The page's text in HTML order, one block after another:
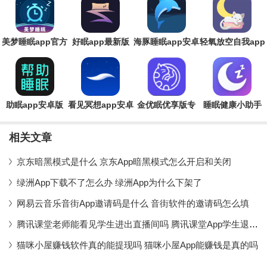
是几次呢？自己有没有打鼾的习惯，等等这些我们自己是无法知
道，那么有没有什么可以帮助我们了解这些呢，今天小编为大家带
来的是记录睡眠状态的app，可以
美梦睡眠app官方 好眠app最新版 海豚睡眠app安卓轻氧放空自我app
助眠app安卓版 看见冥想app安卓 金优眠优享版专
睡眠健康小助手
相关文章
京东暗黑模式是什么 京东App暗黑模式怎么开启和关闭
绿洲App下载不了怎么办 绿洲App为什么下架了
网易云音乐音街App邀请码是什么 音街软件的邀请码怎么填
腾讯课堂老师能看见学生进出直播间吗 腾讯课堂App学生退出课堂会被发现吗
猫咪小屋赚钱软件真的能提现吗 猫咪小屋App能赚钱是真的吗